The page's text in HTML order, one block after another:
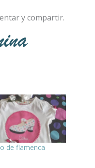
y compartir.
de flamenca